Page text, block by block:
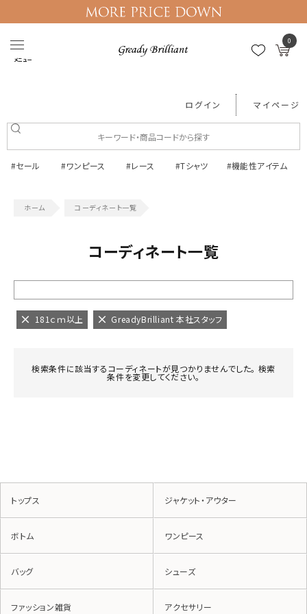
メニュー
0
ログイン マイページ
#セール #ワンピース #レース #Tシャツ #機能性アイテム
コーディネート一覧
コーディネート一覧
181ｃｍ以上 GreadyBrilliant 本社スタッフ
検索条件に該当するコーディネートが見つかりませんでした。 検索
条件を変更してください。
トップス ジャケット・アウター
ボトム ワンピース
バッグ シューズ
ファッション雑貨 アクセサリー